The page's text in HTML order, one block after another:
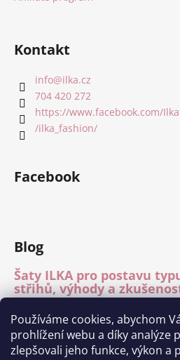
Používáme cookies, abychom
prohlížení webu a díky analýze
zlepšovali jeho funkce, výkon a
Kontakt
info@ilka.cz
704 420 272
https://www.facebook.com/
/ilka_fashion/
Facebook
Blog
Šaty ILKA pro postavu
střihů, výhody a
Mléčné hedvábí –
15.7.2026